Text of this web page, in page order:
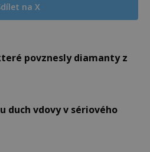
na X
povznesly diamanty z
duch vdovy v sériového